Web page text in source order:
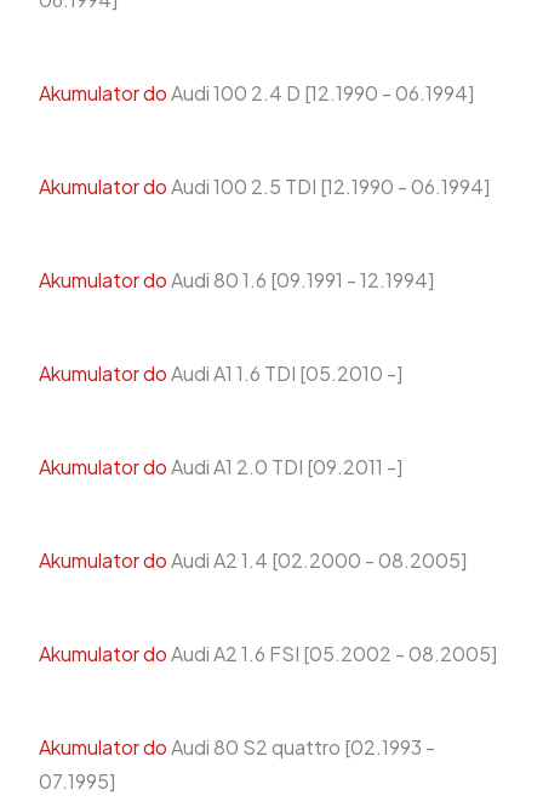
Akumulator doAudi 100 2.4 D [12.1990 - 06.1994]
Akumulator doAudi 100 2.5 TDI [12.1990 - 06.1994]
Akumulator doAudi 80 1.6 [09.1991 - 12.1994]
Akumulator doAudi A1 1.6 TDI [05.2010 -]
Akumulator doAudi A1 2.0 TDI [09.2011 -]
Akumulator doAudi A2 1.4 [02.2000 - 08.2005]
Akumulator doAudi A2 1.6 FSI [05.2002 - 08.2005]
Akumulator doAudi 80 S2 quattro [02.1993 -
07.1995]